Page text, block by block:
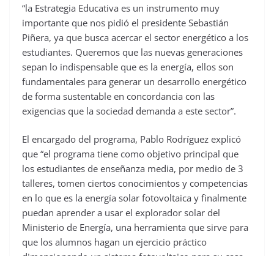
“la Estrategia Educativa es un instrumento muy
importante que nos pidió el presidente Sebastián
Piñera, ya que busca acercar el sector energético a los
estudiantes. Queremos que las nuevas generaciones
sepan lo indispensable que es la energía, ellos son
fundamentales para generar un desarrollo energético
de forma sustentable en concordancia con las
exigencias que la sociedad demanda a este sector”.
El encargado del programa, Pablo Rodríguez explicó
que “el programa tiene como objetivo principal que
los estudiantes de enseñanza media, por medio de 3
talleres, tomen ciertos conocimientos y competencias
en lo que es la energía solar fotovoltaica y finalmente
puedan aprender a usar el explorador solar del
Ministerio de Energía, una herramienta que sirve para
que los alumnos hagan un ejercicio práctico